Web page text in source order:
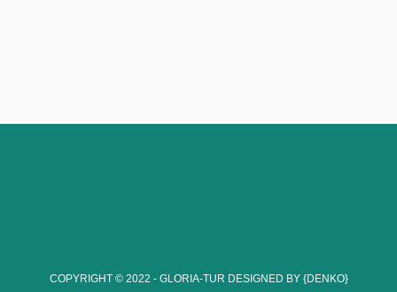
COPYRIGHT © 2022 - GLORIA-TUR DESIGNED BY {DENKO}